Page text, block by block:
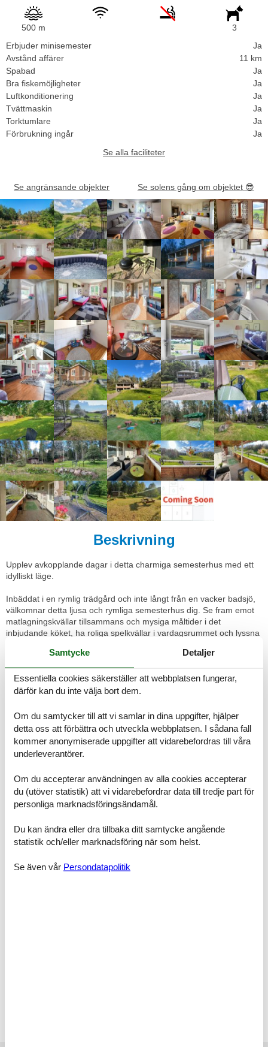
500 m
3
Erbjuder minisemester
Ja
Avstånd affärer
11 km
Spabad
Ja
Bra fiskemöjligheter
Ja
Luftkonditionering
Ja
Tvättmaskin
Ja
Torktumlare
Ja
Förbrukning ingår
Ja
Se alla faciliteter
Se angränsande objekter Se solens gång om objektet 😎
Beskrivning
Upplev avkopplande dagar i detta charmiga semesterhus med ett
idylliskt läge.
Inbäddat i en rymlig trädgård och inte långt från en vacker badsjö,
välkomnar detta ljusa och rymliga semesterhus dig. Se fram emot
matlagningskvällar tillsammans och mysiga måltider i det
inbjudande köket, ha roliga spelkvällar i vardagsrummet och lyssna
På din veranda kan du njuta av utsikten på morgonen med ett
nybryggt kaffe. På soliga dagar kan du servera din frukost i den
den fridfulla atmosfären med ett glas vin eller tänd upp grillen för
mysiga kvällar i det fria.
Ta en kanottur på Göta kanal, vandra längs den berömda
Östgötaleden eller besök den medeltida staden Norrköping med
Valdemarsvik och överraska din familj med en dagsutflykt till
Löfstad slott eller Kolmårdens djurpark.
Rumsindelning
Semesterboende
Enkelsäng
Enkelsäng
Samtycke Detaljer
Essentiella cookies säkerställer att webbplatsen fungerar,
därför kan du inte välja bort dem.
Om du samtycker till att vi samlar in dina uppgifter, hjälper
detta oss att förbättra och utveckla webbplatsen. I sådana fall
kommer anonymiserade uppgifter att vidarebefordras till våra
underleverantörer.
Om du accepterar användningen av alla cookies accepterar
du (utöver statistik) att vi vidarebefordrar data till tredje part för
personliga marknadsföringsändamål.
Du kan ändra eller dra tillbaka ditt samtycke angående
statistik och/eller marknadsföring när som helst.
Se även vår Persondatapolitik